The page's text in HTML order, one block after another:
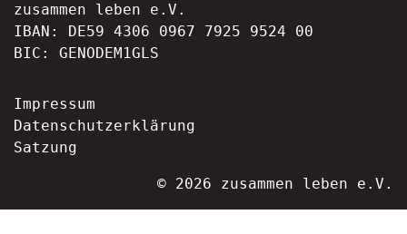
zusammen leben e.V.
IBAN: DE59 4306 0967 7925 9524 00
BIC: GENODEM1GLS
Impressum
Datenschutzerklärung
Satzung
© 2026 zusammen leben e.V.